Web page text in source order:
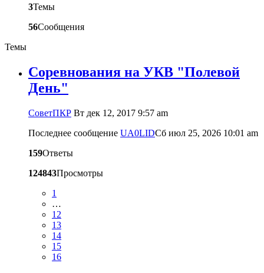
3Темы
56Сообщения
Темы
Соревнования на УКВ "Полевой
День"
CоветПКР Вт дек 12, 2017 9:57 am
Последнее сообщение UA0LIDСб июл 25, 2026 10:01 am
159Ответы
124843Просмотры
1
…
12
13
14
15
16